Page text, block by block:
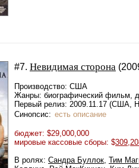
#7. Невидимая сторона
Производство: США
Жанры: биографический фильм,
Первый релиз: 2009.11.17 (США,
Синопсис: есть описание
бюджет: $29,000,000
мировые кассовые сборы: $
В ролях: Сандра Буллок, Тим